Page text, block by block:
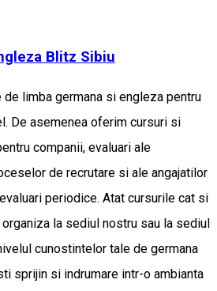
Blitz Sibiu
limba germana si engleza pentru
De asemenea oferim cursuri si
companii, evaluari ale
de recrutare si ale angajatilor
periodice. Atat cursurile cat si
la sediul nostru sau la sediul
cunostintelor tale de germana
sprijin si indrumare intr-o ambianta